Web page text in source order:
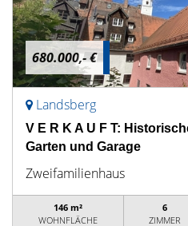
680.000,- €
Landsberg
V E R K A U F T:
Garten und Garage
Zweifamilienhaus
146 m²
WOHNFLÄCHE
6
ZIMMER